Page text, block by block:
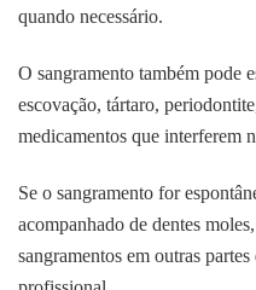
quando necessário.
O sangramento também pode
escovação, tártaro,
medicamentos que interferem
Se o sangramento for
acompanhado de dentes
sangramentos em outras